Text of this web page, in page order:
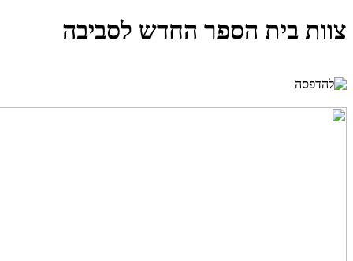
צוות בית הספר החדש לסביבה